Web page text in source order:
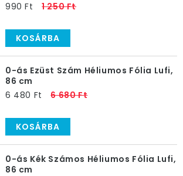
990 Ft
1 250 Ft
KOSÁRBA
0-ás Ezüst Szám Héliumos Fólia Lufi,
86 cm
6 480 Ft
6 680 Ft
KOSÁRBA
0-ás Kék Számos Héliumos Fólia Lufi,
86 cm